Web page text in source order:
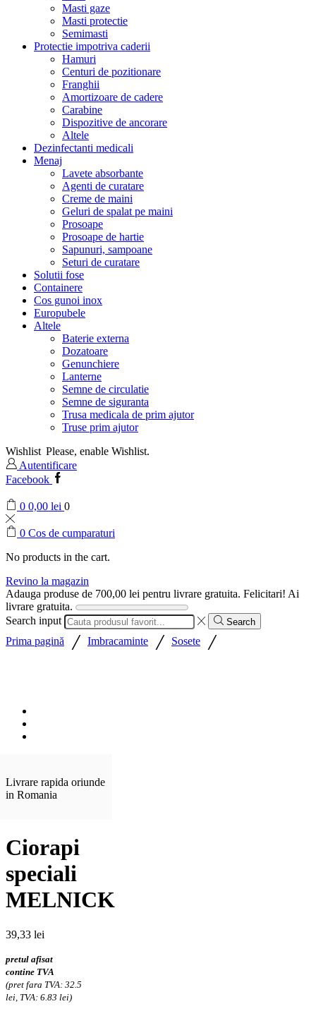
Masti gaze
Masti protectie
Semimasti
Protectie impotriva caderii
Hamuri
Centuri de pozitionare
Franghii
Amortizoare de cadere
Carabine
Dispozitive de ancorare
Altele
Dezinfectanti medicali
Menaj
Lavete absorbante
Agenti de curatare
Creme de maini
Geluri de spalat pe maini
Prosoape
Prosoape de hartie
Sapunuri, sampoane
Seturi de curatare
Solutii fose
Containere
Cos gunoi inox
Europubele
Altele
Baterie externa
Dozatoare
Genunchiere
Lanterne
Semne de circulatie
Semne de siguranta
Trusa medicala de prim ajutor
Truse prim ajutor
Wishlist Please, enable Wishlist.
Autentificare
Facebook
0 0,00 lei 0
0 Cos de cumparaturi
No products in the cart.
Revino la magazin
Adauga produse de 700,00 lei pentru livrare gratuita. Felicitari! Ai
livrare gratuita.
Search input
Search
Prima pagină / Imbracaminte / Sosete /
Livrare rapida oriunde
in Romania
Ciorapi
speciali
MELNICK
39,33 lei
pretul afisat
contine TVA
(pret fara TVA: 32.5
lei, TVA: 6.83 lei)